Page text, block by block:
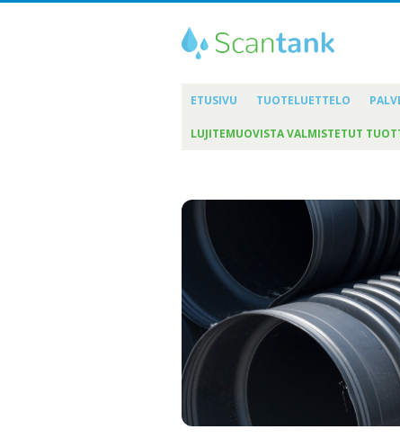
ETUSIVU TUOTELUETTELO
LUJITEMUOVISTA VALMISTETUT